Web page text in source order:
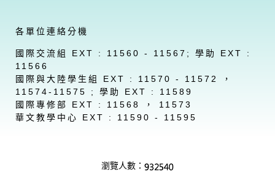
瀏覽人數：
各單位連絡分機
國際交流組 EXT : 11560 - 11567; 學助 EXT :
11566
國際與大陸學生組 EXT : 11570 - 11572 ，
11574-11575 ; 學助 EXT : 11589
國際專修部 EXT : 11568 ， 11573
華文教學中心 EXT : 11590 - 11595